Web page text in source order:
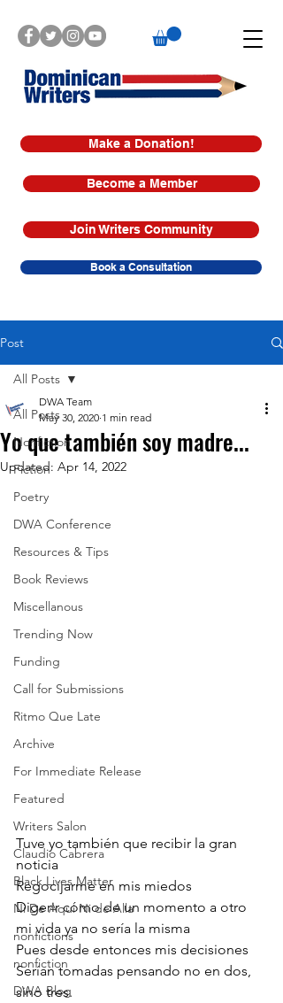
Make a Donation!
Book a Consultation
Join Writers Community
Become a Member
Post
All Posts
Nonfiction
Fiction
Poetry
DWA Conference
Resources & Tips
Book Reviews
Miscellanous
Trending Now
Funding
Call for Submissions
Ritmo Que Late
Archive
For Immediate Release
Featured
Writers Salon
Claudio Cabrera
Black Lives Matter
Ni De Aqui Ni de Alla
nonfictions
nonfiction
DWA Blog
All Posts
Yo que también soy madre...
DWA Team
May 30, 2020 1 min read
Updated: Apr 14, 2022
Tuve yo también que recibir la gran
noticia
Regocijarme en mis miedos
Digerir cómo de un momento a otro
mi vida ya no sería la misma
Pues desde entonces mis decisiones
Serían tomadas pensando no en dos,
sino tres.